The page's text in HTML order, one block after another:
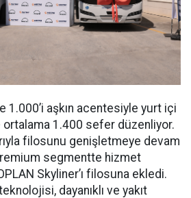
1.000’i aşkın acentesiyle yurt içi
ortalama 1.400 sefer düzenliyor.
filosunu genişletmeye devam
segmentte hizmet
Skyliner’ı filosuna ekledi.
dayanıklı ve yakıt